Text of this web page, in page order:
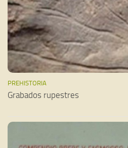
PREHISTORIA
Grabados rupestres